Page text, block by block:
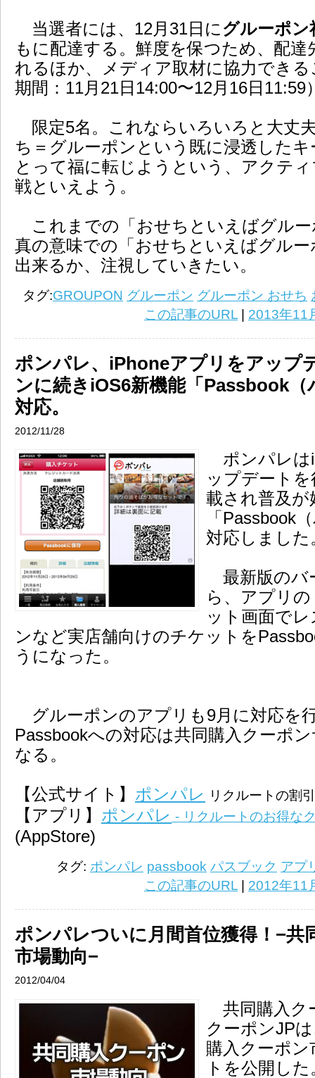
当選者には、12月31日に グルーポン
もに配達する。鮮度を保つため、配達
れるほか、メディア取材に協力でき
期間：11月21日14:00〜12月16日11:59
限定5名。これならいろいろと大丈
ち＝グルーポンという既に浸透した
とって福に転じようという、アクテ
戦といえよう。
これまでの「おせちといえばグルー
真の意味での「おせちといえばグルー
出来るか、注視していきたい。
タグ:GROUPON グルーポン グルーポン おせち
この記事のURL
2013年11
ポンパレ、iPhoneアプリをアップ
ンに続きiOS6新機能「Passbook
対応。
2012/11/28
ポンパレは
ップデート
載され普及
「Passbook
対応しました
最新版のバ
ら、アプリ
ット画面で
ンなど実店舗向けのチケットを
うになった。
グルーポンのアプリも9月に対応を
Passbookへの対応は共同購入クーポ
なる。
【公式サイト】 ポンパレ リクルートの割
【アプリ】 ポンパレ - リクルートのお得な
(AppStore)
タグ: ポンパレ passbook パスブック アプ
この記事のURL
2012年11
ポンパレついに月間首位獲得！−共
市場動向−
2012/04/04
共同購入ク
クーポンJP
購入クーポン
トを公開した